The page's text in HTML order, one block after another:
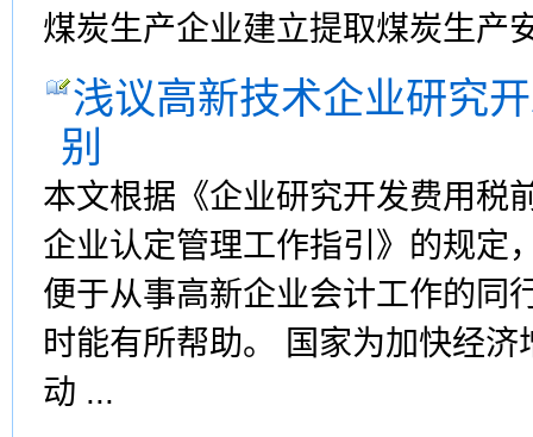
煤炭生产企业建立提取煤炭生产
浅议高新技术企业研究
别
本文根据《企业研究开发费用税
企业认定管理工作指引》的规定
便于从事高新企业会计工作的同
时能有所帮助。 国家为加快经
动 ...